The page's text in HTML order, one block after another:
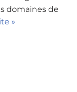
domaines de
»